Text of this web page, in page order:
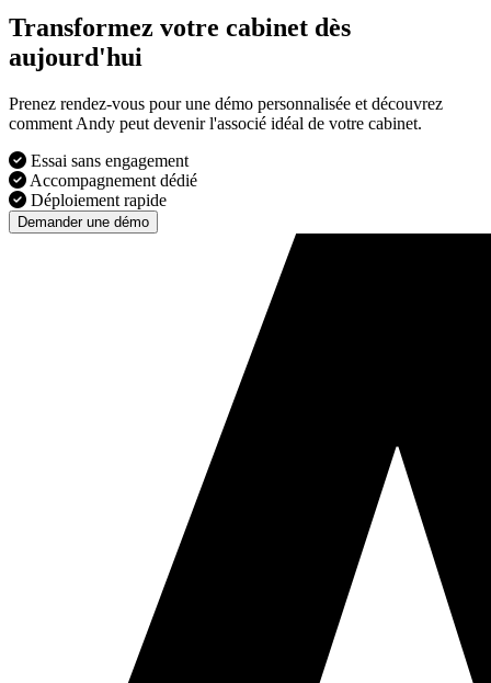
Transformez votre cabinet dès
aujourd'hui
Prenez rendez-vous pour une démo personnalisée et découvrez
comment Andy peut devenir l'associé idéal de votre cabinet.
Essai sans engagement
Accompagnement dédié
Déploiement rapide
Demander une démo